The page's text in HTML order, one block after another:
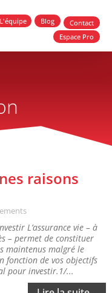
L'équipe Blog
Contact
Espace Pro
raisons
L’assurance vie – à
– permet de constituer
maintenus malgré le
fonction de vos objectifs
pour investir.1/...